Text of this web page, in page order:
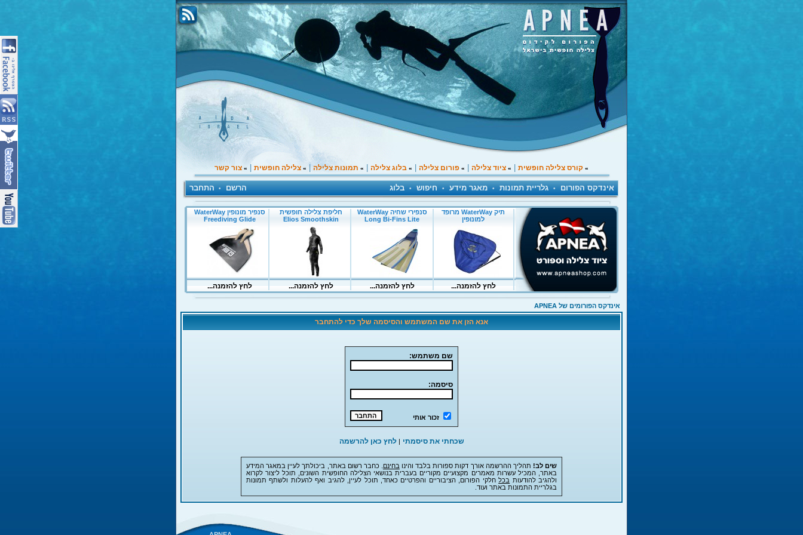
» קורס צלילה חופשית » ציוד צלילה » פורום צלילה » בלוג צלילה » תמונות צלילה » צלילה חופשית » צור קשר
אינדקס הפורום • גלריית תמונות • מאגר מידע • חיפוש • בלוג הרשם • התחבר
אינדקס הפורומים של APNEA
אנא הזן את שם המשתמש והסיסמה שלך כדי להתחבר
שם משתמש:
סיסמה:
זכור אותי
שכחתי את סיסמתי |לחץ כאן להרשמה
שים לב! תהליך ההרשמה אורך דקות ספורות בלבד והינו בחינם . כחבר רשום באתר, ביכולתך לעיין במאגר המידע
באתר, המכיל עשרות מאמרים מקצועיים מקוריים בעברית בנושאי הצלילה החופשית השונים, תוכל ליצור לקרוא
ולהגיב להודעות בכלחלקי הפורום, הציבוריים והפרטיים כאחד, תוכל לעיין, להגיב ואף להעלות ולשתף תמונות
בגלריית התמונות באתר ועוד.